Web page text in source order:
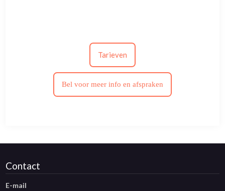
Tarieven
Bel voor meer info en afspraken
Contact
E-mail